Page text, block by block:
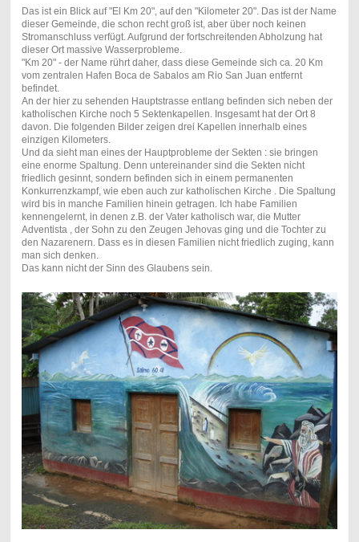
Das ist ein Blick auf "El Km 20", auf den "Kilometer 20". Das ist der Name
dieser Gemeinde, die schon recht groß ist, aber über noch keinen
Stromanschluss verfügt. Aufgrund der fortschreitenden Abholzung hat
dieser Ort massive Wasserprobleme.
"Km 20" - der Name rührt daher, dass diese Gemeinde sich ca. 20 Km
vom zentralen Hafen Boca de Sabalos am Rio San Juan entfernt
befindet.
An der hier zu sehenden Hauptstrasse entlang befinden sich neben der
katholischen Kirche noch 5 Sektenkapellen. Insgesamt hat der Ort 8
davon. Die folgenden Bilder zeigen drei Kapellen innerhalb eines
einzigen Kilometers.
Und da sieht man eines der Hauptprobleme der Sekten : sie bringen
eine enorme Spaltung. Denn untereinander sind die Sekten nicht
friedlich gesinnt, sondern befinden sich in einem permanenten
Konkurrenzkampf, wie eben auch zur katholischen Kirche . Die Spaltung
wird bis in manche Familien hinein getragen. Ich habe Familien
kennengelernt, in denen z.B. der Vater katholisch war, die Mutter
Adventista , der Sohn zu den Zeugen Jehovas ging und die Tochter zu
den Nazarenern. Dass es in diesen Familien nicht friedlich zuging, kann
man sich denken.
Das kann nicht der Sinn des Glaubens sein.